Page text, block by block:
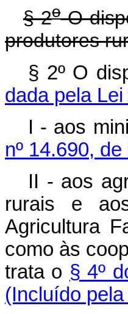
§ 2oO
produtores
§ 2º O
dada pela
I - aos
nº 14.690, de
II - aos
rurais e
Agricultura
como às
trata o § 4º
(Incluído